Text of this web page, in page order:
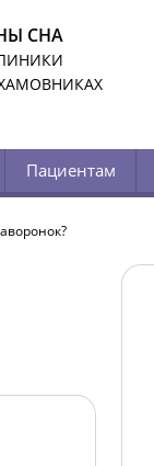
СНА
Пациентам